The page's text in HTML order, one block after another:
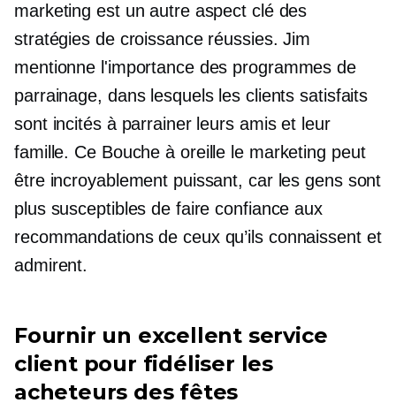
marketing est un autre aspect clé des
stratégies de croissance réussies. Jim
mentionne l'importance des programmes de
parrainage, dans lesquels les clients satisfaits
sont incités à parrainer leurs amis et leur
famille. Ce Bouche à oreille le marketing peut
être incroyablement puissant, car les gens sont
plus susceptibles de faire confiance aux
recommandations de ceux qu’ils connaissent et
admirent.
Fournir un excellent service
client pour fidéliser les
acheteurs des fêtes